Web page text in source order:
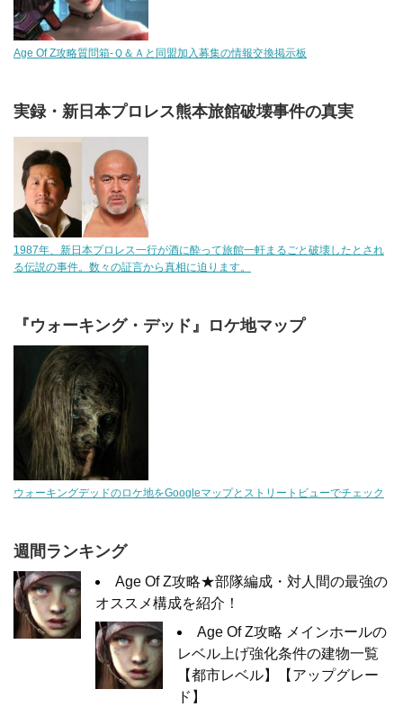
Age Of Z攻略質問箱-Ｑ＆Ａと同盟加入募集の情報交換掲示板
実録・新日本プロレス熊本旅館破壊事件の真実
1987年、新日本プロレス一行が酒に酔って旅館一軒まるごと破壊したとされ
る伝説の事件。数々の証言から真相に迫ります。
『ウォーキング・デッド』ロケ地マップ
ウォーキングデッドのロケ地をGoogleマップとストリートビューでチェック
週間ランキング
Age Of Z攻略★部隊編成・対人間の最強の
オススメ構成を紹介！
Age Of Z攻略 メインホールの
レベル上げ強化条件の建物一覧
【都市レベル】【アップグレー
ド】